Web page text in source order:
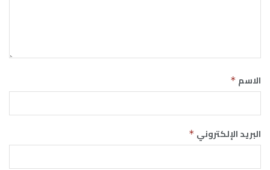
الاسم *
البريد الإلكتروني *